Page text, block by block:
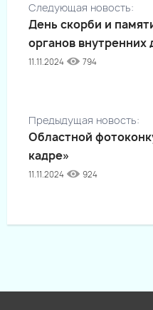
Следующая новость:
День скорби и
органов внутренних
11.11.2024 794
Предыдущая новость:
Областной
кадре»
11.11.2024 924